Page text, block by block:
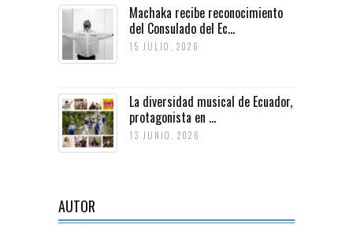
Machaka recibe reconocimiento
del Consulado del Ec...
15 JULIO, 2026
La diversidad musical de Ecuador,
protagonista en ...
13 JUNIO, 2026
AUTOR